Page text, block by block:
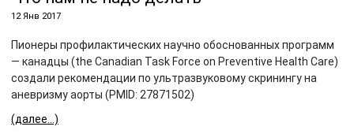
12 Янв 2017
Пионеры профилактических научно обоснованных программ
— канадцы (the Canadian Task Force on Preventive Health Care)
создали рекомендации по ультразвуковому скринингу на
аневризму аорты (PMID: 27871502)
(далее…)